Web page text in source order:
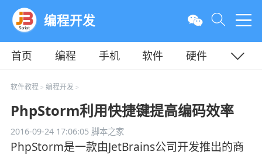
编程开发
首页 编程 手机 软件
硬件
教程
平面
软件教程 > 编程开发 >
PhpStorm利用快捷键提高编码效率
2016-09-24 17:06:05脚本之家
PhpStorm是一款由JetBrains公司开发推出的商